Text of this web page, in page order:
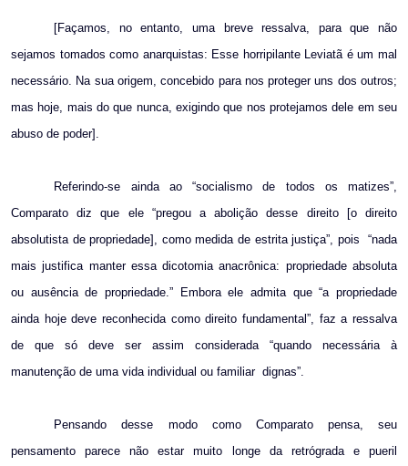
[Façamos, no entanto, uma breve ressalva, para que não
sejamos tomados como anarquistas: Esse horripilante Leviatã é um mal
necessário. Na sua origem, concebido para nos proteger uns dos outros;
mas hoje, mais do que nunca, exigindo que nos protejamos dele em seu
abuso de poder].
Referindo-se ainda ao “socialismo de todos os matizes”,
Comparato diz que ele “pregou a abolição desse direito [o direito
absolutista de propriedade], como medida de estrita justiça”, pois
“nada
mais justifica manter essa dicotomia anacrônica: propriedade absoluta
ou ausência de propriedade.” Embora ele admita que “a propriedade
ainda hoje deve reconhecida como direito fundamental”, faz a ressalva
de que só deve ser assim considerada “quando necessária à
manutenção de uma vida individual ou familiar dignas”.
Pensando desse modo como Comparato pensa, seu
pensamento parece não estar muito longe da retrógrada e pueril